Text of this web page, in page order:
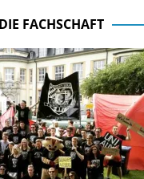
DIE FACHSCHAFT